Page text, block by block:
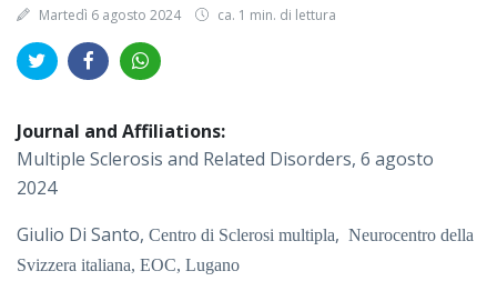
Martedì 6 agosto 2024 ca. 1 min. di lettura
Journal and Affiliations:
Multiple Sclerosis and Related Disorders, 6 agosto
2024
Giulio Di Santo, Centro di Sclerosi multipla, Neurocentro della
Svizzera italiana, EOC, Lugano